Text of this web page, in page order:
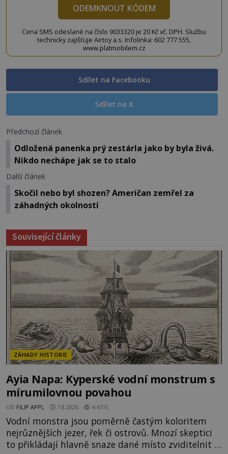
ODEMKNOUT KÓDEM
Cena SMS odeslané na číslo 9033320 je 20 Kč vč. DPH. Službu
technicky zajišťuje Airtoy a.s. Infolinka: 602 777 555,
www.platmobilem.cz
Sdílet na Facebooku
Sdílet na X
Předchozí článek
Odložená panenka prý zestárla jako by byla živá.
Nikdo nechápe jak se to stalo
Další článek
Skočil nebo byl shozen? Američan zemřel za
záhadných okolností
Související články
ZÁHADY HISTORIE
Ayia Napa: Kyperské vodní monstrum s
mírumilovnou povahou
OD FILIP APPL 7.8.2026 4.4TIS
Vodní monstra jsou poměrně častým koloritem
nejrůznějších jezer, řek či ostrovů. Mnozí skeptici
to přikládají hlavně snaze dané místo zviditelnit a